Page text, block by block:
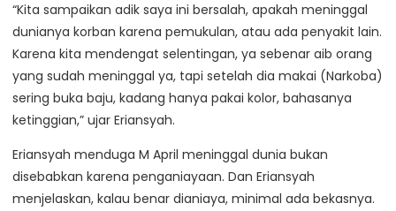
“Kita sampaikan adik saya ini bersalah, apakah meninggal
dunianya korban karena pemukulan, atau ada penyakit lain.
Karena kita mendengat selentingan, ya sebenar aib orang
yang sudah meninggal ya, tapi setelah dia makai (Narkoba)
sering buka baju, kadang hanya pakai kolor, bahasanya
ketinggian,” ujar Eriansyah.
Eriansyah menduga M April meninggal dunia bukan
disebabkan karena penganiayaan. Dan Eriansyah
menjelaskan, kalau benar dianiaya, minimal ada bekasnya.